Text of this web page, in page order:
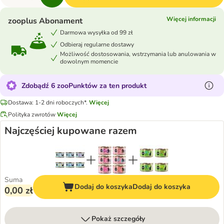
zooplus Abonament
Więcej informacji
Darmowa wysyłka od 99 zł
Odbieraj regularne dostawy
Możliwość dostosowania, wstrzymania lub anulowania w
dowolnym momencie
Zdobądź 6 zooPunktów za ten produkt
Dostawa: 1-2 dni roboczych*. Więcej
Polityka zwrotówWięcej
Najczęściej kupowane razem
Suma
0,00 zł Dodaj do koszykaDodaj do koszyka
Pokaż szczegóły